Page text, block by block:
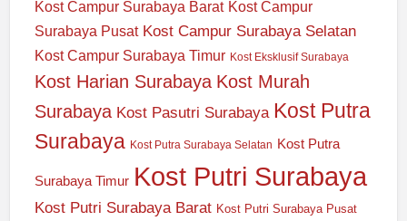
Kost Campur Surabaya Barat Kost Campur
Surabaya Pusat Kost Campur Surabaya Selatan
Kost Campur Surabaya Timur Kost Eksklusif Surabaya
Kost Harian Surabaya Kost Murah
Surabaya Kost Pasutri Surabaya Kost Putra
Surabaya Kost Putra Surabaya Selatan Kost Putra
Surabaya Timur Kost Putri Surabaya
Kost Putri Surabaya Barat Kost Putri Surabaya Pusat